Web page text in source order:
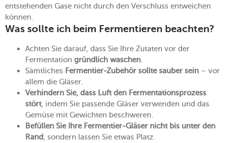
entstehenden Gase nicht durch den Verschluss entweichen
können.
Was sollte ich beim Fermentieren beachten?
Achten Sie darauf, dass Sie Ihre Zutaten vor der
Fermentation gründlich waschen.
Sämtliches Fermentier-Zubehör sollte sauber sein – vor
allem die Gläser.
Verhindern Sie, dass Luft den Fermentationsprozess
stört, indem Sie passende Gläser verwenden und das
Gemüse mit Gewichten beschweren.
Befüllen Sie Ihre Fermentier-Gläser nicht bis unter den
Rand, sondern lassen Sie etwas Platz.